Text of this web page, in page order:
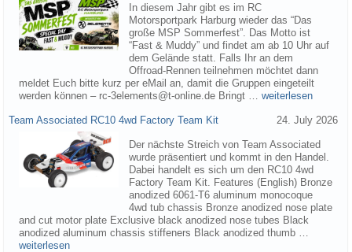
In diesem Jahr gibt es im RC
Motorsportpark Harburg wieder das “Das
große MSP Sommerfest”. Das Motto ist
“Fast & Muddy” und findet am ab 10 Uhr auf
dem Gelände statt. Falls Ihr an dem
Offroad-Rennen teilnehmen möchtet dann
meldet Euch bitte kurz per eMail an, damit die Gruppen eingeteilt
werden können – rc-3elements@t-online.de Bringt … weiterlesen
Team Associated RC10 4wd Factory Team Kit 24. July 2026
Der nächste Streich von Team Associated
wurde präsentiert und kommt in den Handel.
Dabei handelt es sich um den RC10 4wd
Factory Team Kit. Features (English) Bronze
anodized 6061-T6 aluminum monocoque
4wd tub chassis Bronze anodized nose plate
and cut motor plate Exclusive black anodized nose tubes Black
anodized aluminum chassis stiffeners Black anodized thumb …
weiterlesen